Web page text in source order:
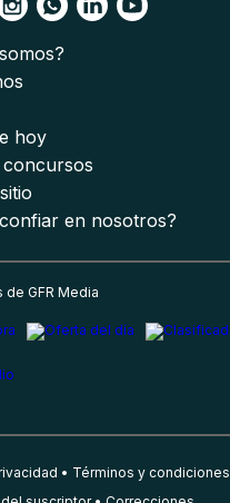
hoy
concursos
en nosotros?
de GFR Media
Términos y condiciones